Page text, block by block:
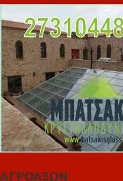
ΑΓΡΟΑΞΩΝ